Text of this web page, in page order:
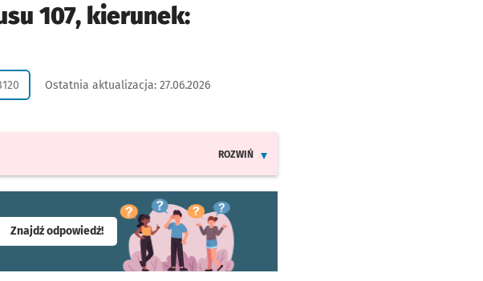
107, kierunek:
życzenieOstatnia aktualizacja: 27.06.2026
ROZWIŃ
Znajdź odpowiedź!- otworzy się w nowej karcie